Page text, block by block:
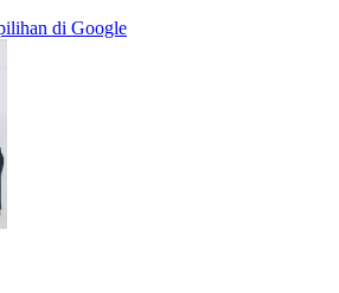
di Google